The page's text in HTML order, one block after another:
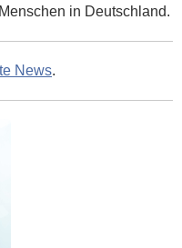
in Deutschland.
News.